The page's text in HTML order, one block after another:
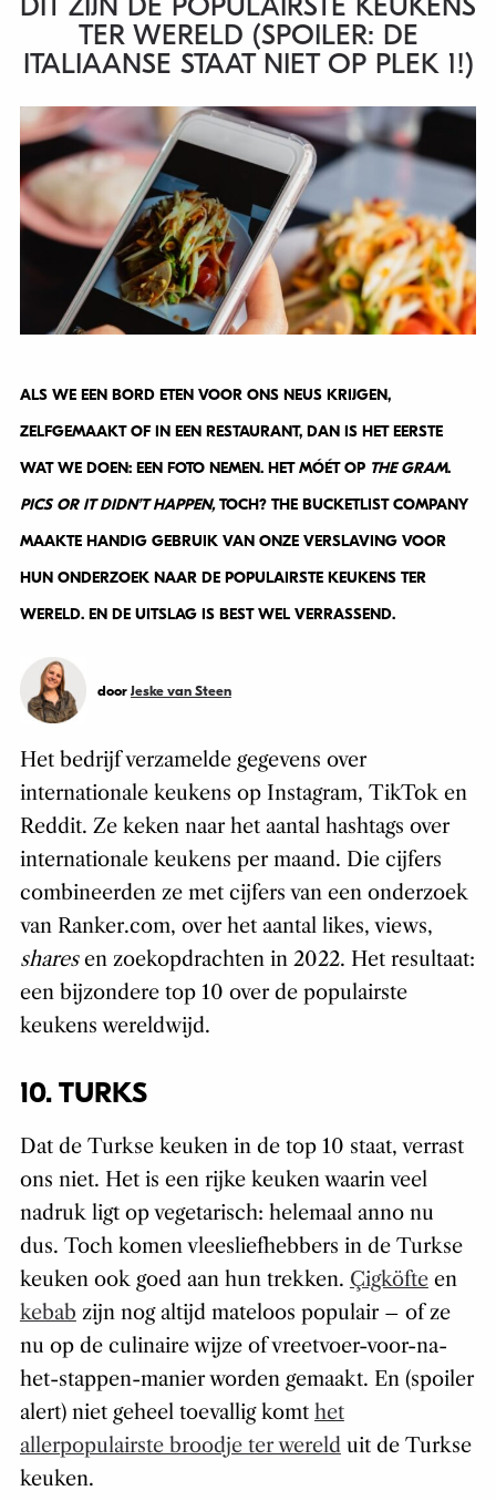
DIT ZIJN DE POPULAIRSTE KEUKENS
TER WERELD (SPOILER: DE
ITALIAANSE STAAT NIET OP PLEK 1!)
ALS WE EEN BORD ETEN VOOR ONS NEUS KRIJGEN,
ZELFGEMAAKT OF IN EEN RESTAURANT, DAN IS HET EERSTE
WAT WE DOEN: EEN FOTO NEMEN. HET MÓÉT OP THE GRAM.
PICS OR IT DIDN’T HAPPEN,TOCH? THE BUCKETLIST COMPANY
MAAKTE HANDIG GEBRUIK VAN ONZE VERSLAVING VOOR
HUN ONDERZOEK NAAR DE POPULAIRSTE KEUKENS TER
WERELD. EN DE UITSLAG IS BEST WEL VERRASSEND.
door Jeske van Steen
Het bedrijf verzamelde gegevens over
internationale keukens op Instagram, TikTok en
Reddit. Ze keken naar het aantal hashtags over
internationale keukens per maand. Die cijfers
combineerden ze met cijfers van een onderzoek
van Ranker.com, over het aantal likes, views,
sharesen zoekopdrachten in 2022. Het resultaat:
een bijzondere top 10 over de populairste
keukens wereldwijd.
10. TURKS
Dat de Turkse keuken in de top 10 staat, verrast
ons niet. Het is een rijke keuken waarin veel
nadruk ligt op vegetarisch: helemaal anno nu
dus. Toch komen vleesliefhebbers in de Turkse
keuken ook goed aan hun trekken. Çigköfteen
kebab zijn nog altijd mateloos populair – of ze
nu op de culinaire wijze of vreetvoer-voor-na-
het-stappen-manier worden gemaakt. En (spoiler
alert) niet geheel toevallig komt het
allerpopulairste broodje ter wereld uit de Turkse
keuken.